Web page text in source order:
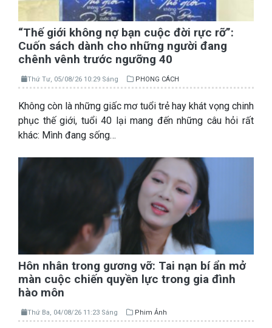
“Thế giới không nợ bạn cuộc đời rực rỡ”:
Cuốn sách dành cho những người đang
chênh vênh trước ngưỡng 40
Thứ Tư, 05/08/26 10:29 Sáng PHONG CÁCH
Không còn là những giấc mơ tuổi trẻ hay khát vọng chinh
phục thế giới, tuổi 40 lại mang đến những câu hỏi rất
khác: Mình đang sống…
Hôn nhân trong gương vỡ: Tai nạn bí ẩn mở
màn cuộc chiến quyền lực trong gia đình
hào môn
Thứ Ba, 04/08/26 11:23 Sáng Phim Ảnh